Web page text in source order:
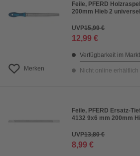
Merken
Feile, PFERD
200mm Hieb 2 universell
UVP15,99 €
12,99 €
Verfügbarkeit im
Nicht online erhältlich
Feile, PFERD Ersatz-
4132 9x6 mm 200mm
UVP13,80 €
8,99 €